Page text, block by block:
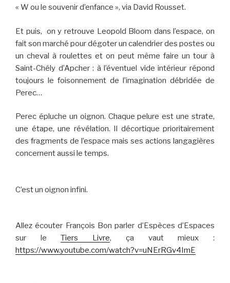
« W ou le souvenir d’enfance », via David Rousset.
Et puis, on y retrouve Leopold Bloom dans l’espace, on
fait son marché pour dégoter un calendrier des postes ou
un cheval à roulettes et on peut même faire un tour à
Saint-Chély d’Apcher : à l’éventuel vide intérieur répond
toujours le foisonnement de l’imagination débridée de
Perec…
Perec épluche un oignon. Chaque pelure est une strate,
une étape, une révélation. Il décortique prioritairement
des fragments de l’espace mais ses actions langagières
concernent aussi le temps.
C’est un oignon infini.
Allez écouter François Bon parler d’Espèces d’Espaces
sur leTiers Livre, ça vaut mieux :
https://www.youtube.com/watch?v=uNErRGv4ImE